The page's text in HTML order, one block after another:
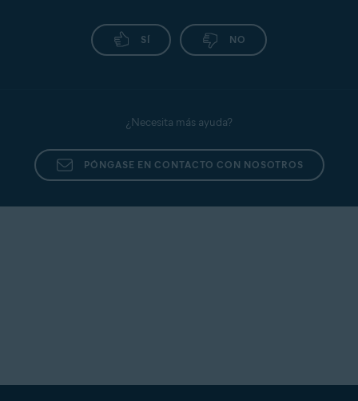
SÍ NO
¿Necesita más ayuda?
PÓNGASE EN CONTACTO CON NOSOTROS